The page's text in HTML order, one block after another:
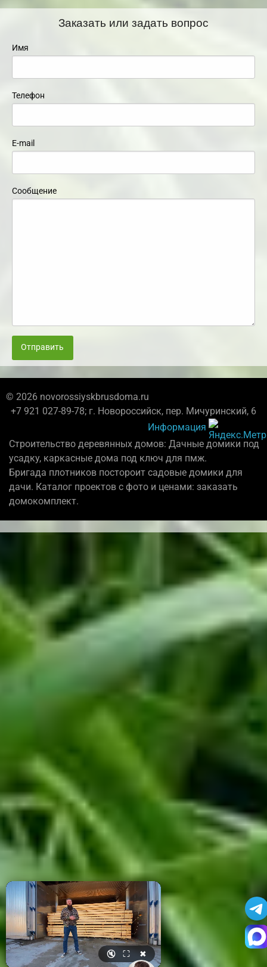
Заказать или задать вопрос
Имя
Телефон
E-mail
Сообщение
Отправить
© 2026 novorossiyskbrusdoma.ru
+7 921 027-89-78; г. Новороссийск, пер. Мичуринский, 6
Информация
Строительство деревянных домов: Дачные домики под
усадку, каркасные дома под ключ для пмж.
Бригада плотников постороит садовые домики для
дачи. Каталог проектов с фото и ценами: заказать
домокомплект.
🔇 ⛶ ✖